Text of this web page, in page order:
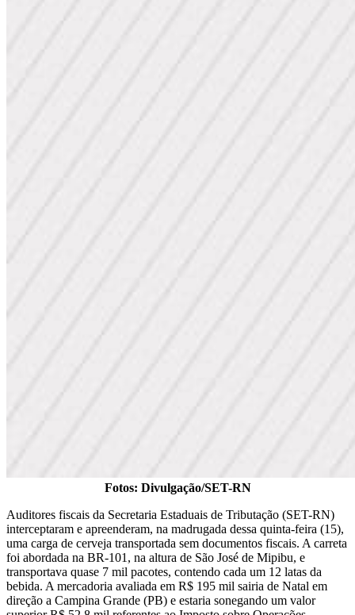
Fotos: Divulgação/SET-RN
Auditores fiscais da Secretaria Estaduais de Tributação (SET-RN)
interceptaram e apreenderam, na madrugada dessa quinta-feira (15),
uma carga de cerveja transportada sem documentos fiscais. A carreta
foi abordada na BR-101, na altura de São José de Mipibu, e
transportava quase 7 mil pacotes, contendo cada um 12 latas da
bebida. A mercadoria avaliada em R$ 195 mil sairia de Natal em
direção a Campina Grande (PB) e estaria sonegando um valor